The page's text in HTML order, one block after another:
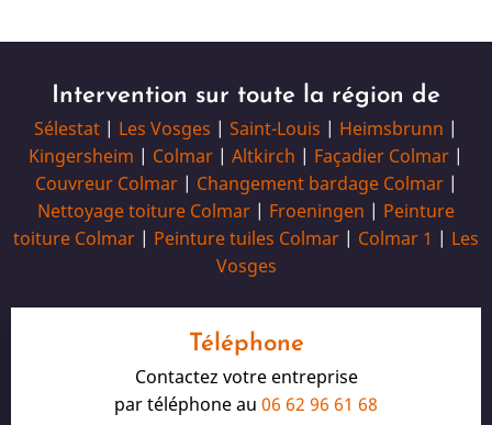
Intervention sur toute la région de
Sélestat | Les Vosges | Saint-Louis | Heimsbrunn |
Kingersheim | Colmar | Altkirch | Façadier Colmar |
Couvreur Colmar| Changement bardage Colmar|
Nettoyage toiture Colmar | Froeningen | Peinture
toiture Colmar | Peinture tuiles Colmar | Colmar 1 | Les
Vosges
Téléphone
Contactez votre entreprise
par téléphone au 06 62 96 61 68